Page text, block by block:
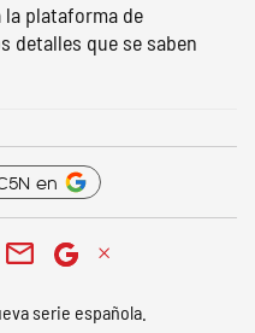
la plataforma de
detalles que se saben
en